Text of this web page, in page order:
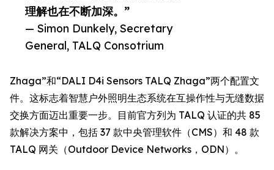
理解也在不断加深。”
— Simon Dunkely, Secretary
General, TALQ Consotrium
Zhaga”和“DALI D4i Sensors TALQ Zhaga”两个配置文
件。这标志着智慧户外照明生态系统在互操作性与无缝数据
交换方面迈出重要一步。目前官方列为 TALQ 认证的共 85
款解决方案中，包括 37 款中央管理软件（CMS）和 48 款
TALQ 网关（Outdoor Device Networks，ODN）。